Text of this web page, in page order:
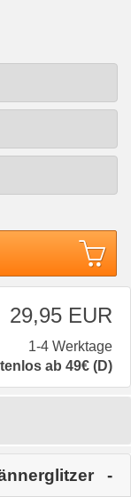
29,95 EUR
1-4 Werktage
ab 49€ (D)